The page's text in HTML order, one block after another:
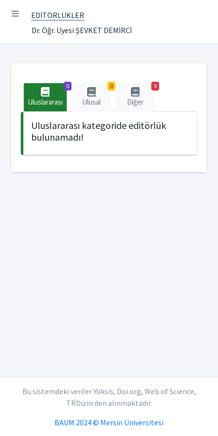
EDİTÖRLÜKLER
Dr. Öğr. Üyesi ŞEVKET DEMİRCİ
0
Uluslararası
0
Ulusal
0
Diğer
Uluslararası kategoride editörlük
bulunamadı!
Bu sistemdeki veriler Yöksis, Doi.org, Web of Science,
TRDizin den alınmaktadır.
BAUM 2024 © Mersin Üniversitesi